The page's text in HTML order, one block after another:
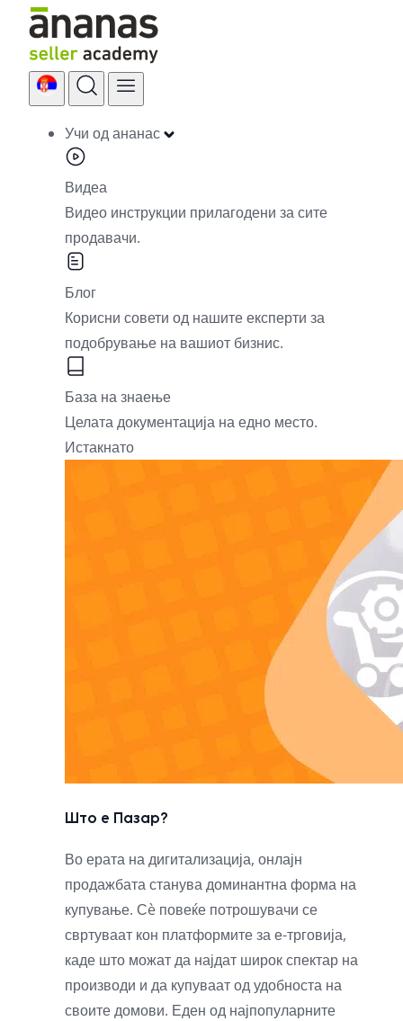
Skip
content
Учи од ананас
Видеа
Видео инструкции прилагодени за сите
продавачи.
Блог
Корисни совети од нашите експерти за
подобрување на вашиот бизнис.
База на знаење
Целата документација на едно место.
Истакнато
Што е Пазар?
Во ерата на дигитализација, онлајн
продажбата станува доминантна форма на
купување. Сè повеќе потрошувачи се
свртуваат кон платформите за е-трговија,
каде што можат да најдат широк спектар на
производи и да купуваат од удобноста на
своите домови. Еден од најпопуларните